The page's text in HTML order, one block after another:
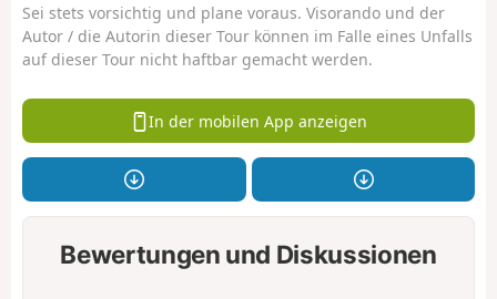
Sei stets vorsichtig und plane voraus. Visorando und der
Autor / die Autorin dieser Tour können im Falle eines Unfalls
auf dieser Tour nicht haftbar gemacht werden.
In der mobilen App anzeigen
Bewertungen und Diskussionen